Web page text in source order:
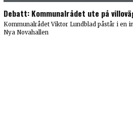
Debatt: Kommunalrådet ute på
Kommunalrådet Viktor Lundblad påstår i en
Nya Novahallen